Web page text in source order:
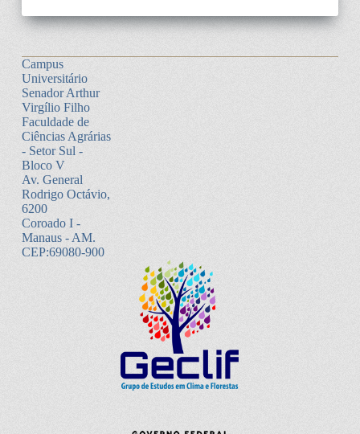
Campus
Universitário
Senador Arthur
Virgílio Filho
Faculdade de
Ciências Agrárias
- Setor Sul -
Bloco V
Av. General
Rodrigo Octávio,
6200
Coroado I -
Manaus - AM.
CEP:69080-900